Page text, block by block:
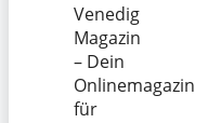
Venedig
Magazin
– Dein
Onlinemagazin
für